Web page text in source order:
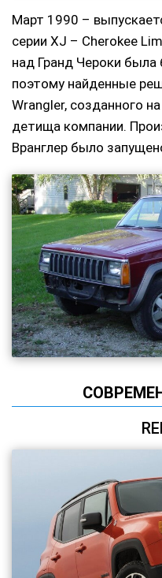
Март 1990 –
серии XJ – Cherokee
над Гранд Чероки
поэтому найденные
Wrangler, созданного
детища компании.
Вранглер было